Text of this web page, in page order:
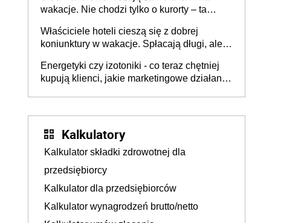
wakacje. Nie chodzi tylko o kurorty – ta
tam, gdzie wielu spędzi urlop po cichu
Właściciele hoteli cieszą się z dobrej
koniunktury w wakacje. Spłacają długi, ale
Energetyki czy izotoniki - co teraz chętniej
kupują klienci, jakie marketingowe działania
Kalkulatory
Kalkulator składki zdrowotnej dla
przedsiębiorcy
Kalkulator dla przedsiębiorców
Kalkulator wynagrodzeń brutto/netto